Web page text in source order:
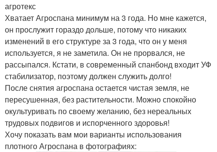
агротекс
Хватает Агроспана минимум на 3 года. Но мне кажется,
он прослужит гораздо дольше, потому что никаких
изменений в его структуре за 3 года, что он у меня
используется, я не заметила. Он не прорвался, не
рассыпался. Кстати, в современный спанбонд входит УФ
стабилизатор, поэтому должен служить долго!
После снятия агроспана остается чистая земля, не
пересушенная, без растительности. Можно спокойно
окультуривать по своему желанию, без нереальных
трудовых подвигов и испорченного здоровья!
Хочу показать вам мои варианты использования
плотного Агроспана в фотографиях: